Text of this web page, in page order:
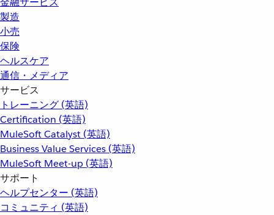
製造
小売
保険
ヘルスケア
通信・メディア
サービス
トレーニング (英語)
Certification (英語)
MuleSoft Catalyst (英語)
Business Value Services (英語)
MuleSoft Meet-up (英語)
サポート
ヘルプセンター (英語)
コミュニティ (英語)